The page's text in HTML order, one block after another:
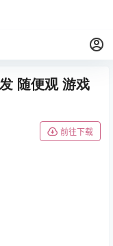
随便观 游戏
前往下载